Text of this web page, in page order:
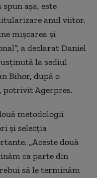
aşa, este
anul viitor.
mişcarea şi
a declarat Daniel
la sediul
Bihor, după o
potrivit Agerpres.
metodologii
şi selecţia
„Aceste două
ca parte din
să le terminăm